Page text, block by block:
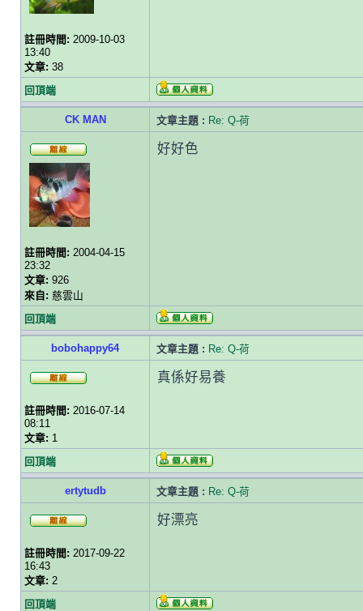
註冊時間: 2009-10-03
13:40
文章: 38
回頂端
CK MAN 文章主題 : Re: Q-荷
註冊時間: 2004-04-15
23:32
文章: 926
來自: 慈雲山
好好色
回頂端
bobohappy64 文章主題 : Re: Q-荷
註冊時間: 2016-07-14
08:11
文章: 1
真係好易養
回頂端
ertytudb 文章主題 : Re: Q-荷
註冊時間: 2017-09-22
16:43
文章: 2
好漂亮
回頂端